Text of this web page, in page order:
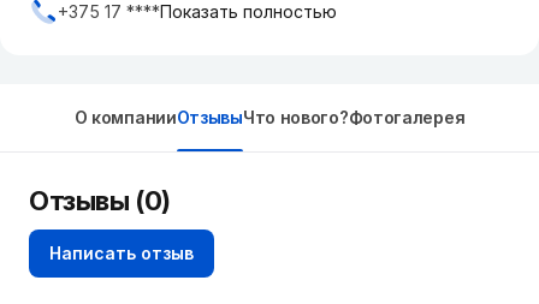
+375 17 ****Показать полностью
О компанииОтзывыЧто нового?Фотогалерея
Отзывы (0)
Написать отзыв